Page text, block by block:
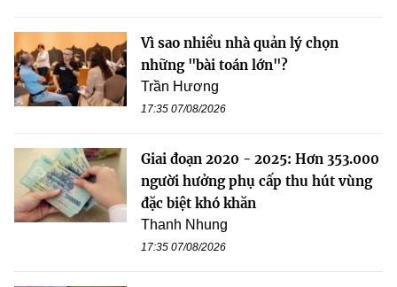
Vì sao nhiều nhà quản lý chọn
những "bài toán lớn"?
Trần Hương
17:35 07/08/2026
Giai đoạn 2020 - 2025: Hơn 353.000
người hưởng phụ cấp thu hút vùng
đặc biệt khó khăn
Thanh Nhung
17:35 07/08/2026